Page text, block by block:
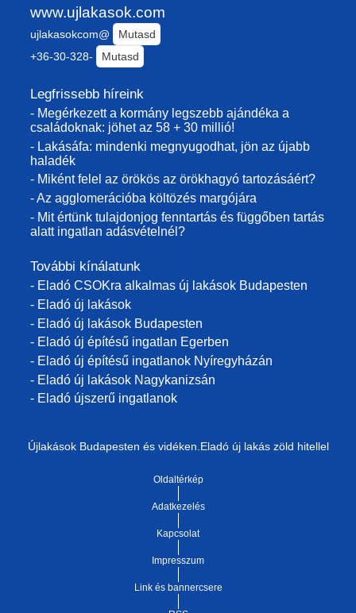
www.ujlakasok.com
ujlakasokcom@
Mutasd
+36-30-328-
Mutasd
Legfrissebb híreink
- Megérkezett a kormány legszebb ajándéka a
családoknak: jöhet az 58 + 30 millió!
- Lakásáfa: mindenki megnyugodhat, jön az újabb
haladék
- Miként felel az örökös az örökhagyó tartozásáért?
- Az agglomerációba költözés margójára
- Mit értünk tulajdonjog fenntartás és függőben tartás
alatt ingatlan adásvételnél?
További kínálatunk
- Eladó CSOKra alkalmas új lakások Budapesten
- Eladó új lakások
- Eladó új lakások Budapesten
- Eladó új építésű ingatlan Egerben
- Eladó új építésű ingatlanok Nyíregyházán
- Eladó új lakások Nagykanizsán
- Eladó újszerű ingatlanok
Újlakások Budapesten és vidéken.Eladó új lakás zöld hitellel
Oldaltérkép
Adatkezelés
Kapcsolat
Impresszum
Link és bannercsere